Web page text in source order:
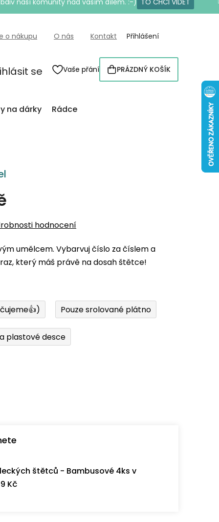
naší komunity nad vaším dílem. :-) TO CHCI VIDĚT
o nákupu O nás Kontakt Přihlášení
se Vaše přání
NÁKUPNÍ
KOŠÍK
PRÁZDNÝ KOŠÍK
na dárky Rádce
hodnocení
umělcem. Vybarvuj číslo za číslem a
který máš právě na dosah štětce!
Pouze srolované plátno
plastové desce
štětců - Bambusové 4ks v
Kč